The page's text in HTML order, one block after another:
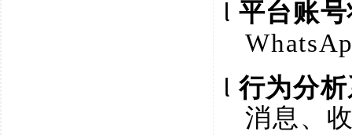
l 平台账
l行为分
消息、